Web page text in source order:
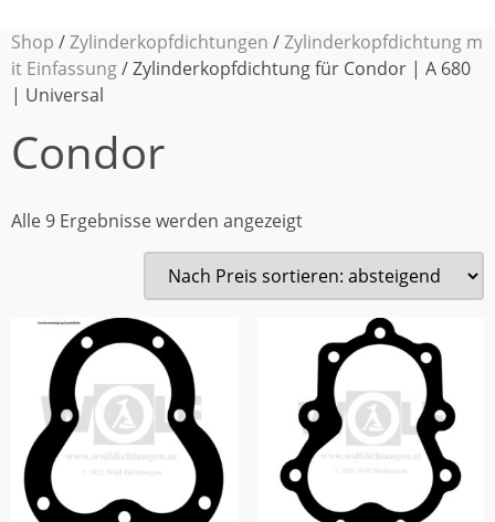
Shop /Zylinderkopfdichtungen /Zylinderkopfdichtung m
it Einfassung/ Zylinderkopfdichtung für Condor | A 680
| Universal
Condor
Alle 9 Ergebnisse werden angezeigt